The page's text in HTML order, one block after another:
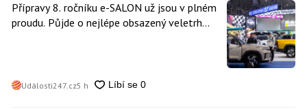
Přípravy 8. ročníku e-SALON už jsou v plném
proudu. Půjde o nejlépe obsazený veletrh
Události247.cz5 h